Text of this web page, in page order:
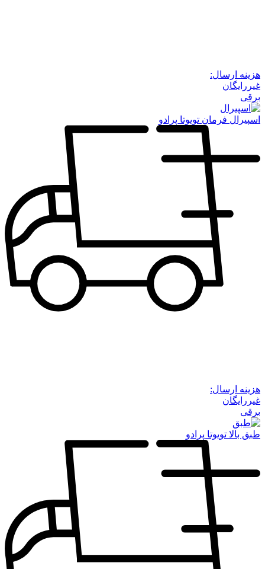
هزینه ارسال:
غیررایگان
برقی
اسپیرال فرمان تویوتا پرادو
هزینه ارسال:
غیررایگان
برقی
طبق بالا تویوتا پرادو